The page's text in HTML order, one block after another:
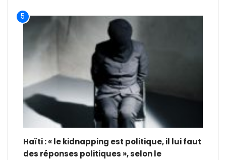
5
Haïti : « le kidnapping est politique, il lui faut
des réponses politiques », selon le